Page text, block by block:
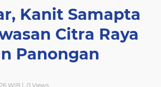
Kanit Samapta
Citra Raya
Panongan
WIB | 0 Views